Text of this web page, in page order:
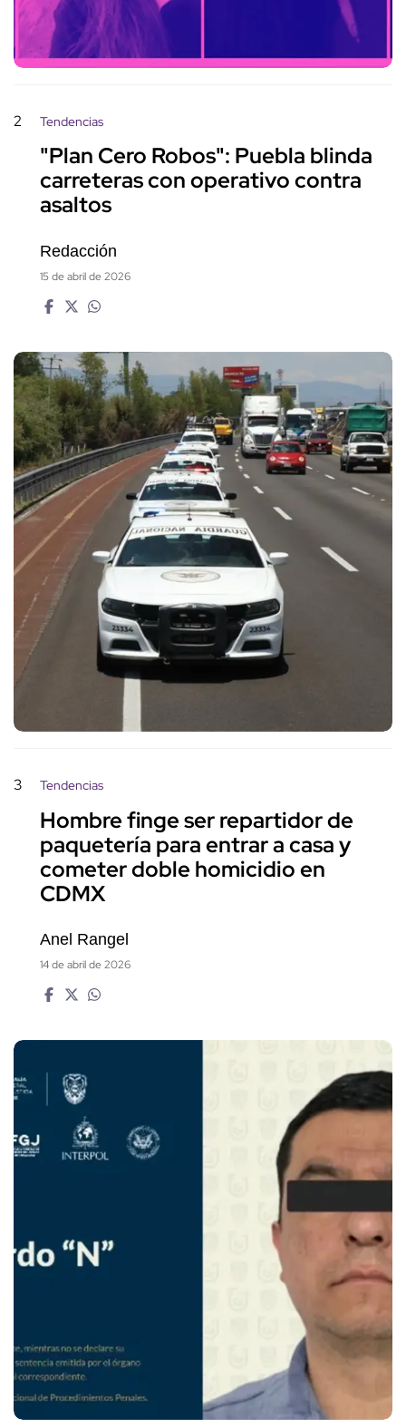
2 Tendencias
"Plan Cero Robos": Puebla blinda
carreteras con operativo contra
asaltos
Redacción
15 de abril de 2026
3 Tendencias
Hombre finge ser repartidor de
paquetería para entrar a casa y
cometer doble homicidio en
CDMX
Anel Rangel
14 de abril de 2026